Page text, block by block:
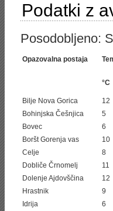
Podatki z
Posodobljeno:
Opazovalna postaja
°C
Bilje Nova Gorica
12
Bohinjska Češnjica
5
Bovec
6
Boršt Gorenja vas
10
Celje
8
Dobliče Črnomelj
11
Dolenje Ajdovščina
12
Hrastnik
9
Idrija
6